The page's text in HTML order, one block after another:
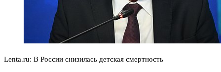
Lenta.ru: В России снизилась детская смертность